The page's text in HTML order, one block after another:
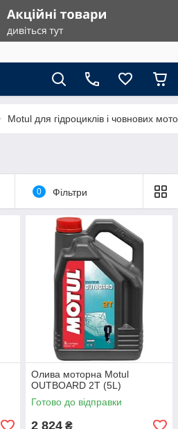
Motul для гідроциклів і човнових
0 Фільтри
Олива моторна Motul
OUTBOARD 2T (5L)
Готово до відправки
2 824 ₴